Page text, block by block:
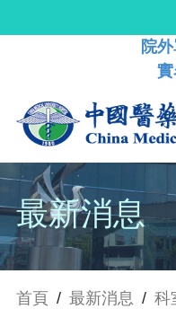
院
最新消息
首頁 / 最新消息 / 科